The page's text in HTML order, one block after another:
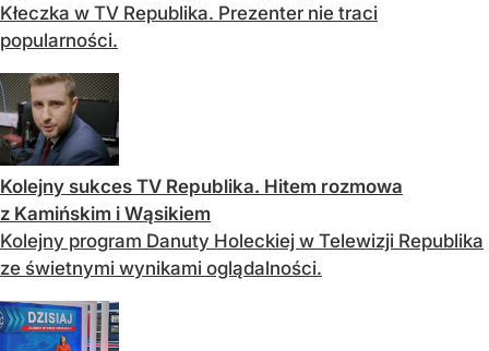
Kłeczka w TV Republika. Prezenter nie traci
popularności.
Kolejny sukces TV Republika. Hitem rozmowa
z Kamińskim i Wąsikiem
Kolejny program Danuty Holeckiej w Telewizji Republika
ze świetnymi wynikami oglądalności.